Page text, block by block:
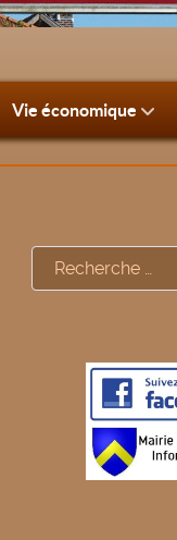
Vie économique
Rechercher